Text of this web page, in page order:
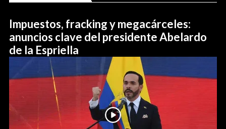
Impuestos, fracking y megacárceles:
anuncios clave del presidente Abelardo
de la Espriella